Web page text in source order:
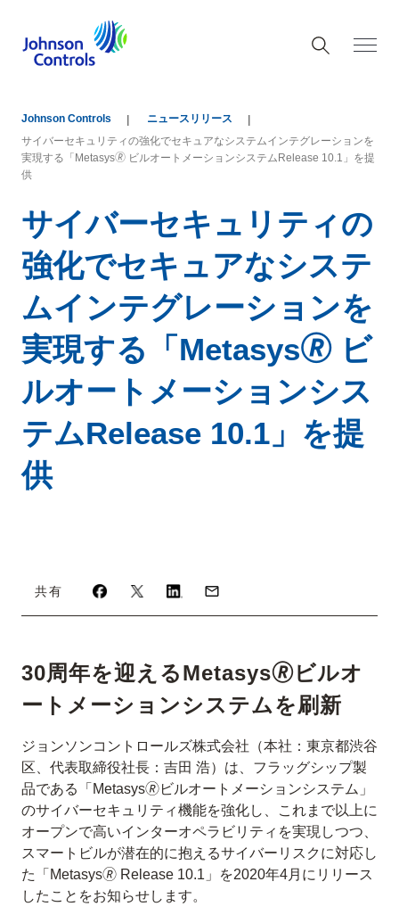
Johnson Controls
ニュースリリース
サイバーセキュリティの強化でセキュアなシステムインテグレーションを
実現する「Metasys🄬 ビルオートメーションシステムRelease 10.1」を提
供
サイバーセキュリティの
強化でセキュアなシステ
ムインテグレーションを
実現する「Metasys🄬 ビ
ルオートメーションシス
テムRelease 10.1」を提
供
共有
30周年を迎えるMetasys🄬ビルオ
ートメーションシステムを刷新
ジョンソンコントロールズ株式会社（本社：東京都渋谷
区、代表取締役社長：吉田 浩）は、フラッグシップ製
品である「Metasys🄬ビルオートメーションシステム」
のサイバーセキュリティ機能を強化し、これまで以上に
オープンで高いインターオペラビリティを実現しつつ、
スマートビルが潜在的に抱えるサイバーリスクに対応し
た「Metasys🄬 Release 10.1」を2020年4月にリリース
したことをお知らせします。